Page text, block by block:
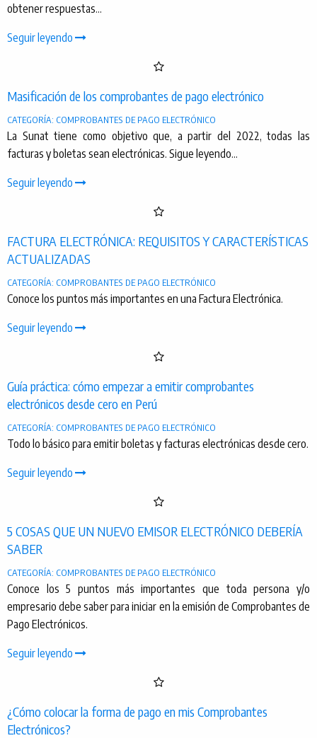
obtener respuestas...
Seguir leyendo
Masificación de los comprobantes de pago electrónico
CATEGORÍA: COMPROBANTES DE PAGO ELECTRÓNICO
La Sunat tiene como objetivo que, a partir del 2022, todas las
facturas y boletas sean electrónicas. Sigue leyendo...
Seguir leyendo
FACTURA ELECTRÓNICA: REQUISITOS Y CARACTERÍSTICAS
ACTUALIZADAS
CATEGORÍA: COMPROBANTES DE PAGO ELECTRÓNICO
Conoce los puntos más importantes en una Factura Electrónica.
Seguir leyendo
Guía práctica: cómo empezar a emitir comprobantes
electrónicos desde cero en Perú
CATEGORÍA: COMPROBANTES DE PAGO ELECTRÓNICO
Todo lo básico para emitir boletas y facturas electrónicas desde cero.
Seguir leyendo
5 COSAS QUE UN NUEVO EMISOR ELECTRÓNICO DEBERÍA
SABER
CATEGORÍA: COMPROBANTES DE PAGO ELECTRÓNICO
Conoce los 5 puntos más importantes que toda persona y/o
empresario debe saber para iniciar en la emisión de Comprobantes de
Pago Electrónicos.
Seguir leyendo
¿Cómo colocar la forma de pago en mis Comprobantes
Electrónicos?